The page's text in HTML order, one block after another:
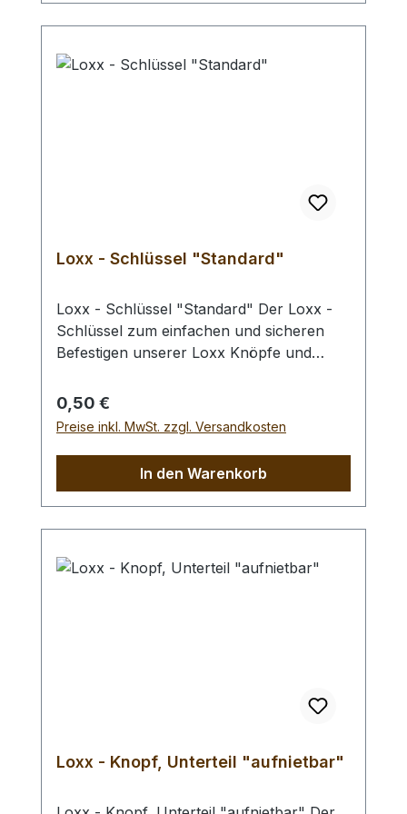
Loxx - Schlüssel "Standard"
Loxx - Schlüssel "Standard" Der Loxx -
Schlüssel zum einfachen und sicheren
Befestigen unserer Loxx Knöpfe und
die Möglichkeit das Gewinde komplett
zusammenzudrehen und somit den
bestmöglichen Halt für Ihre Knöpfe zu
Regulärer Preis:
0,50 €
Preise inkl. MwSt. zzgl. Versandkosten
In den Warenkorb
Loxx - Knopf, Unterteil "aufnietbar"